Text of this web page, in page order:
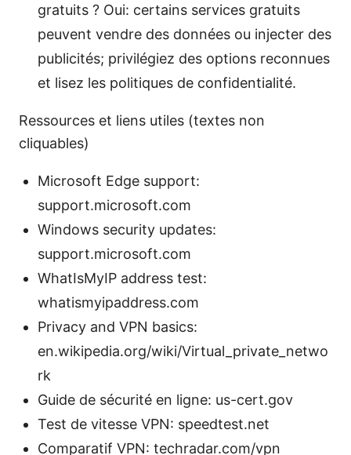
gratuits ? Oui: certains services gratuits
peuvent vendre des données ou injecter des
publicités; privilégiez des options reconnues
et lisez les politiques de confidentialité.
Ressources et liens utiles (textes non
cliquables)
Microsoft Edge support:
support.microsoft.com
Windows security updates:
support.microsoft.com
WhatIsMyIP address test:
whatismyipaddress.com
Privacy and VPN basics:
en.wikipedia.org/wiki/Virtual_private_netwo
rk
Guide de sécurité en ligne: us-cert.gov
Test de vitesse VPN: speedtest.net
Comparatif VPN: techradar.com/vpn